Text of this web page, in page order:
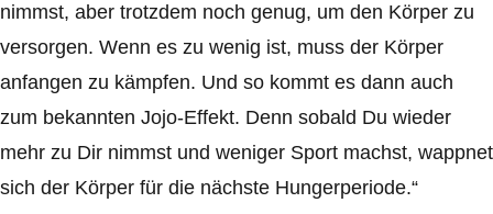
nimmst, aber trotzdem noch genug, um den Körper zu
versorgen. Wenn es zu wenig ist, muss der Körper
anfangen zu kämpfen. Und so kommt es dann auch
zum bekannten Jojo-Effekt. Denn sobald Du wieder
mehr zu Dir nimmst und weniger Sport machst, wappnet
sich der Körper für die nächste Hungerperiode.“